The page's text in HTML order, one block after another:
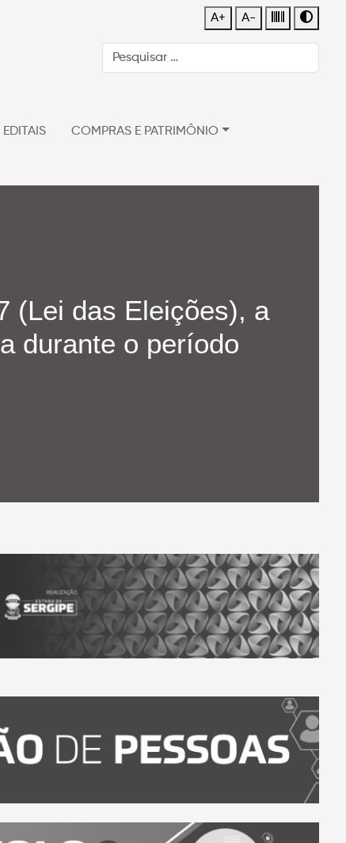
A+ A-
EDITAIS COMPRAS E PATRIMÔNIO
(Lei das Eleições), a
durante o período